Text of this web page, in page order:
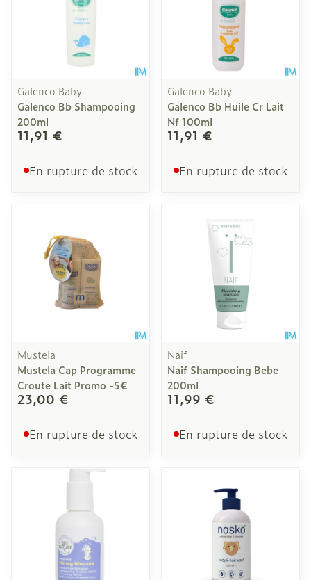
Galenco Baby
Galenco Bb Shampooing
200ml
11,91 €
En rupture de stock
Galenco Baby
Galenco Bb Huile Cr Lait
Nf 100ml
11,91 €
En rupture de stock
Mustela
Mustela Cap Programme
Croute Lait Promo -5€
23,00 €
En rupture de stock
Naif
Naif Shampooing Bebe
200ml
11,99 €
En rupture de stock